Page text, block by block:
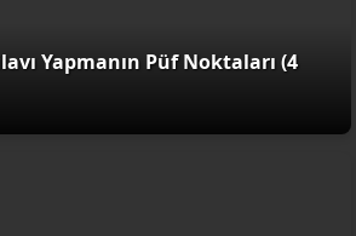
Yapmanın Püf Noktaları (4